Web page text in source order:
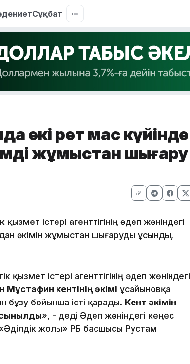
Сұқбат
екі рет мас күйінде
жұмыстан шығару
істері агенттігінің әдеп жөніндегі
әкімін жұмыстан шығаруды ұсынды,
істері агенттігінің әдеп жөніндегі
Мұстафин кентінің әкімі Құсайыновқа
бұзу бойынша істі қарады. Кент әкімін
», - деді Әдеп жөніндегі кеңес
жолы» РҚБ басшысы Рустам